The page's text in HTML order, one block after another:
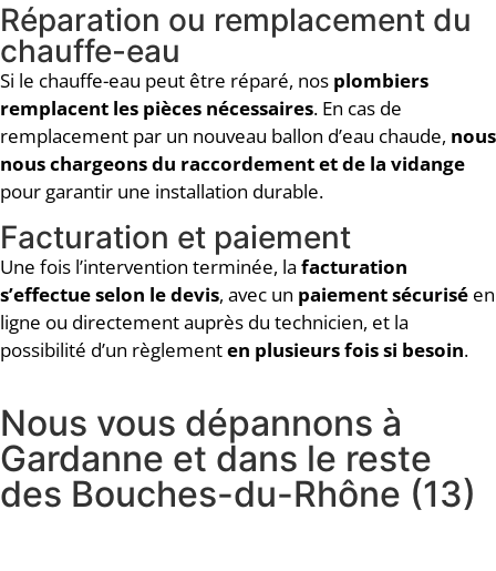
Réparation ou remplacement du
chauffe-eau
Si le chauffe-eau peut être réparé, nos plombiers
remplacent les pièces nécessaires. En cas de
remplacement par un nouveau ballon d’eau chaude, nous
nous chargeons du raccordement et de la vidange
pour garantir une installation durable.
Facturation et paiement
Une fois l’intervention terminée, la facturation
s’effectue selon le devis, avec un paiement sécurisé en
ligne ou directement auprès du technicien, et la
possibilité d’un règlementen plusieurs fois si besoin.
Nous vous dépannons à
Gardanne et dans le reste
des Bouches-du-Rhône (13)